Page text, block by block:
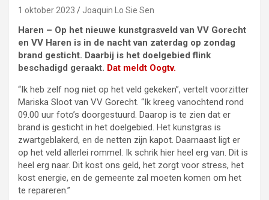
1 oktober 2023 Joaquin Lo Sie Sen
Haren – Op het nieuwe kunstgrasveld van VV Gorecht
en VV Haren is in de nacht van zaterdag op zondag
brand gesticht. Daarbij is het doelgebied flink
beschadigd geraakt. Dat meldt Oogtv.
“Ik heb zelf nog niet op het veld gekeken”, vertelt voorzitter
Mariska Sloot van VV Gorecht. “Ik kreeg vanochtend rond
09.00 uur foto’s doorgestuurd. Daarop is te zien dat er
brand is gesticht in het doelgebied. Het kunstgras is
zwartgeblakerd, en de netten zijn kapot. Daarnaast ligt er
op het veld allerlei rommel. Ik schrik hier heel erg van. Dit is
heel erg naar. Dit kost ons geld, het zorgt voor stress, het
kost energie, en de gemeente zal moeten komen om het
te repareren.”